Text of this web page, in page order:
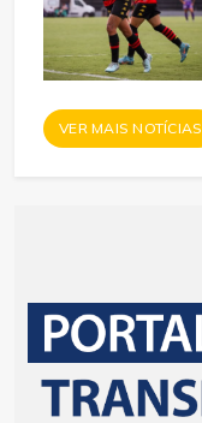
VER MAIS NOTÍCIAS